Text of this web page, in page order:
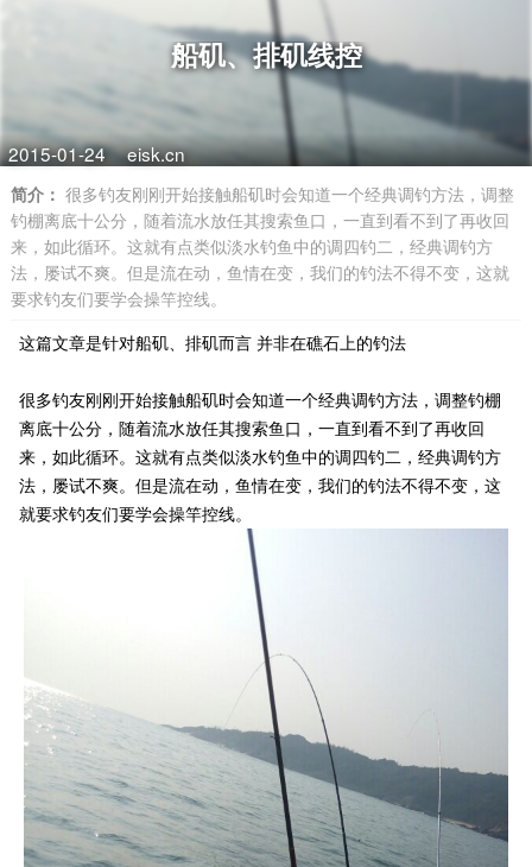
船矶、排矶线控
2015-01-24 eisk.cn
简介： 很多钓友刚刚开始接触船矶时会知道一个经典调钓方法，调整
钓棚离底十公分，随着流水放任其搜索鱼口，一直到看不到了再收回
来，如此循环。这就有点类似淡水钓鱼中的调四钓二，经典调钓方
法，屡试不爽。但是流在动，鱼情在变，我们的钓法不得不变，这就
要求钓友们要学会操竿控线。
这篇文章是针对船矶、排矶而言 并非在礁石上的钓法
很多钓友刚刚开始接触船矶时会知道一个经典调钓方法，调整钓棚
离底十公分，随着流水放任其搜索鱼口，一直到看不到了再收回
来，如此循环。这就有点类似淡水钓鱼中的调四钓二，经典调钓方
法，屡试不爽。但是流在动，鱼情在变，我们的钓法不得不变，这
就要求钓友们要学会操竿控线。